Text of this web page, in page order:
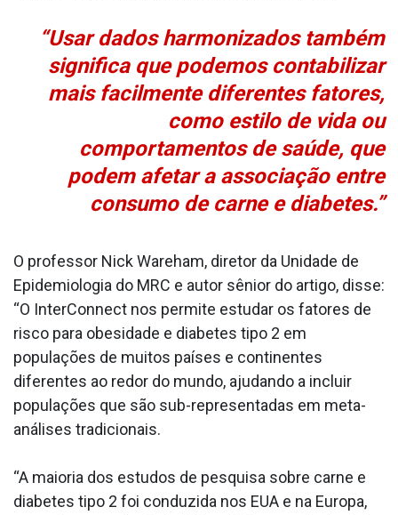
“Usar dados harmonizados também
significa que podemos contabilizar
mais facilmente diferentes fatores,
como estilo de vida ou
comportamentos de saúde, que
podem afetar a associação entre
consumo de carne e diabetes.”
O professor Nick Wareham, diretor da Unidade de
Epidemiologia do MRC e autor sênior do artigo, disse:
“O InterConnect nos permite estudar os fatores de
risco para obesidade e diabetes tipo 2 em
populações de muitos países e continentes
diferentes ao redor do mundo, ajudando a incluir
populações que são sub-representadas em meta-
análises tradicionais.
“A maioria dos estudos de pesquisa sobre carne e
diabetes tipo 2 foi conduzida nos EUA e na Europa,